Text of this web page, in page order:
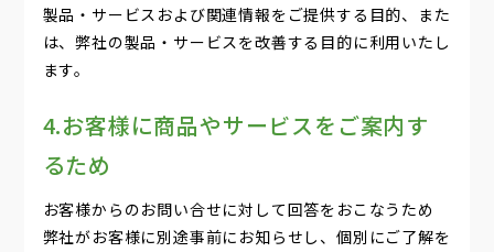
製品・サービスおよび関連情報をご提供する目的、また
は、弊社の製品・サービスを改善する目的に利用いたし
ます。
4.お客様に商品やサービスをご案内す
るため
お客様からのお問い合せに対して回答をおこなうため
弊社がお客様に別途事前にお知らせし、個別にご了解を